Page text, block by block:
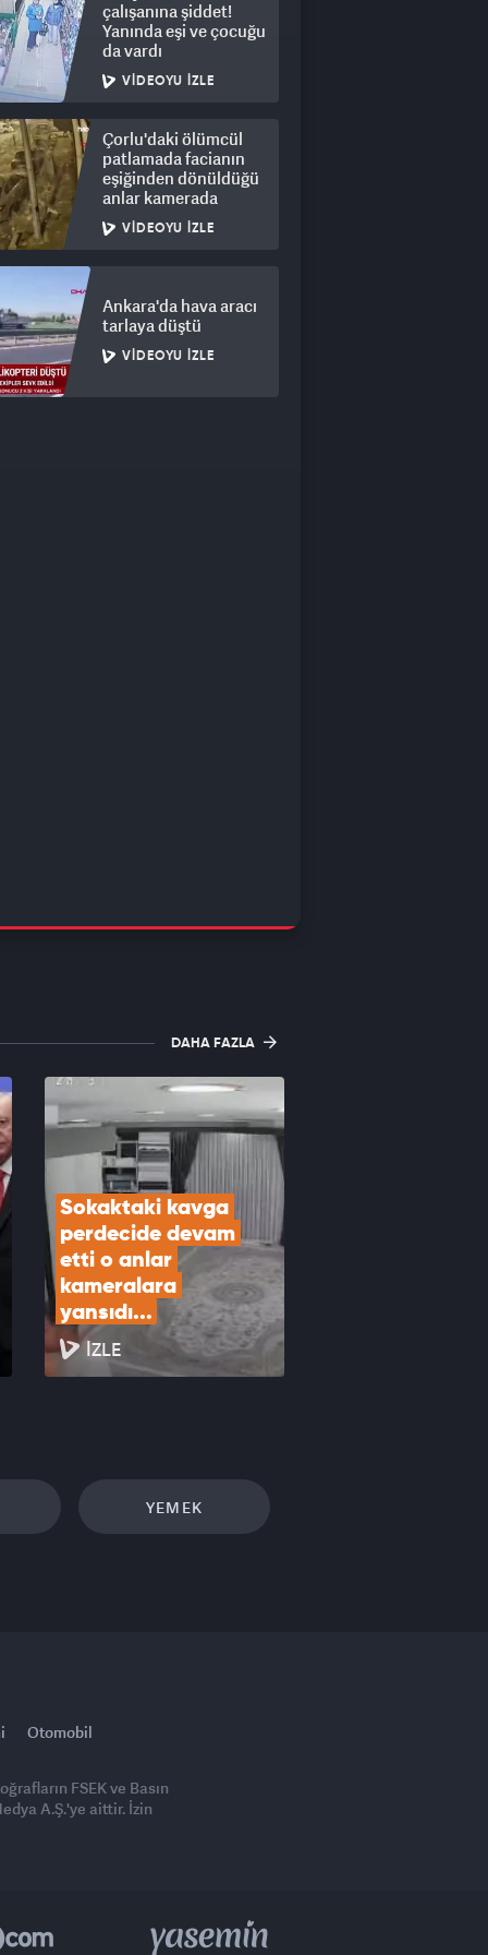
çalışanına şiddet!
Yanında eşi ve çocuğu
da vardı
VIDEOYU İZLE
Çorlu'daki ölümcül
patlamada facianın
eşiğinden dönüldüğü
anlar kamerada
VIDEOYU İZLE
Ankara'da hava aracı
tarlaya düştü
VIDEOYU İZLE
DAHA FAZLA
Sokaktaki kavga
perdecide devam
etti o anlar
kameralara
yansıdı...
İZLE
YEMEK
Otomobil
FSEK ve Basın
A.Ş.'ye aittir. İzin